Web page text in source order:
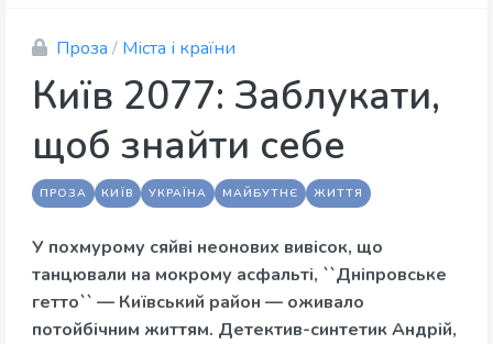
Проза / Міста і країни
Київ 2077: Заблукати,
щоб знайти себе
ПРОЗА КИЇВ УКРАЇНА МАЙБУТНЄ ЖИТТЯ
У похмурому сяйві неонових вивісок, що
танцювали на мокрому асфальті, ``Дніпровське
гетто`` — Київський район — оживало
потойбічним життям. Детектив-синтетик Андрій,